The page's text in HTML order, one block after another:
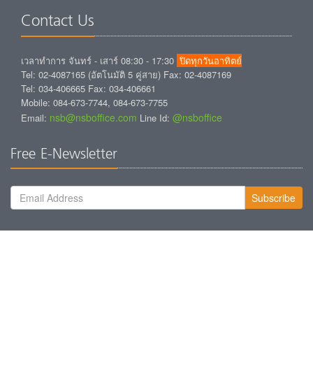
Contact Us
เวลาทำการ จันทร์ - เสาร์ 08:30 - 17:30 ปิดทุกวันอาทิตย์
Tel: 02-4087165 (อัตโนมัติ 5 คู่สาย) Fax: 02-4087169
Tel: 034-406665 Fax: 034-406661
Mobile: 084-673-7744, 084-673-7755
Email: nsb@nsboffice.com Line Id: @nsboffice
Free E-Newsletter